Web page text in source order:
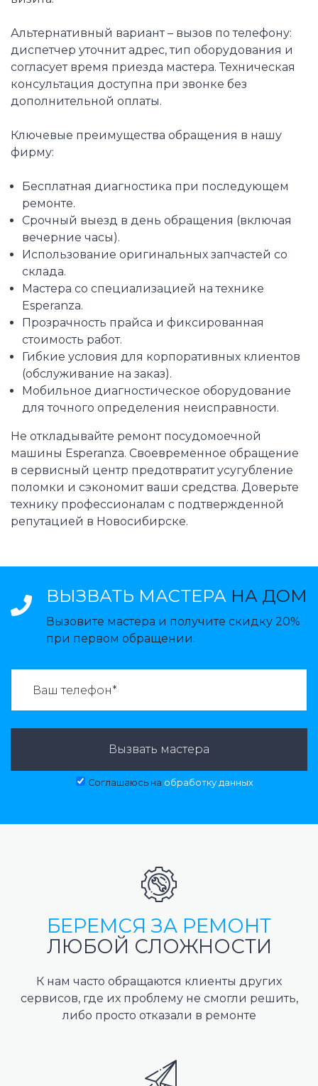
Альтернативный вариант – вызов по телефону:
диспетчер уточнит адрес, тип оборудования и
согласует время приезда мастера. Техническая
консультация доступна при звонке без
дополнительной оплаты.
Ключевые преимущества обращения в нашу
фирму:
Бесплатная диагностика при последующем
ремонте.
Срочный выезд в день обращения (включая
вечерние часы).
Использование оригинальных запчастей со
склада.
Мастера со специализацией на технике
Esperanza.
Прозрачность прайса и фиксированная
стоимость работ.
Гибкие условия для корпоративных клиентов
(обслуживание на заказ).
Мобильное диагностическое оборудование
для точного определения неисправности.
Не откладывайте ремонт посудомоечной
машины Esperanza. Своевременное обращение
в сервисный центр предотвратит усугубление
поломки и сэкономит ваши средства. Доверьте
технику профессионалам с подтвержденной
репутацией в Новосибирске.
ВЫЗВАТЬ МАСТЕРА НА ДОМ
Вызовите мастера и получите скидку 20%
при первом обращении.
Вызвать мастера
Соглашаюсь на обработку данных
БЕРЕМСЯ ЗА РЕМОНТ
ЛЮБОЙ СЛОЖНОСТИ
К нам часто обращаются клиенты других
сервисов, где их проблему не смогли решить,
либо просто отказали в ремонте